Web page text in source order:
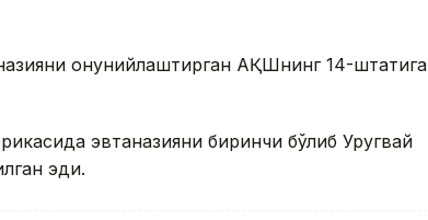
қонунийлаштирган АҚШнинг 14-штатига
эвтаназияни биринчи бўлиб Уругвай
эди.